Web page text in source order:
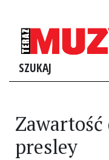
SZUKAJ
presley